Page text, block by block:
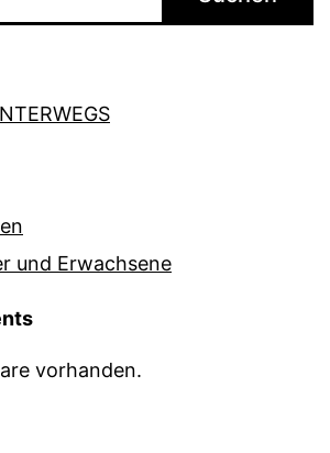
und Erwachsene
vorhanden.